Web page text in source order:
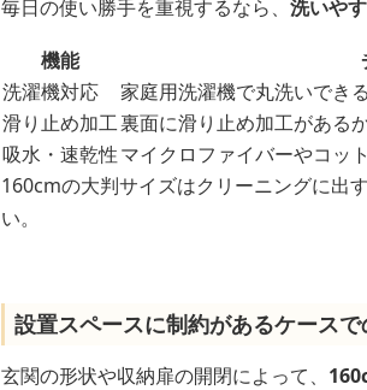
毎日の使い勝手を重視するなら、 洗いや
機能
洗濯機対応
家庭用洗濯機で丸洗いでき
滑り止め加工裏面に滑り止め加工がある
吸水・速乾性マイクロファイバーやコッ
160cmの大判サイズはクリーニングに出
い。
設置スペースに制約があるケース
玄関の形状や収納扉の開閉によって、